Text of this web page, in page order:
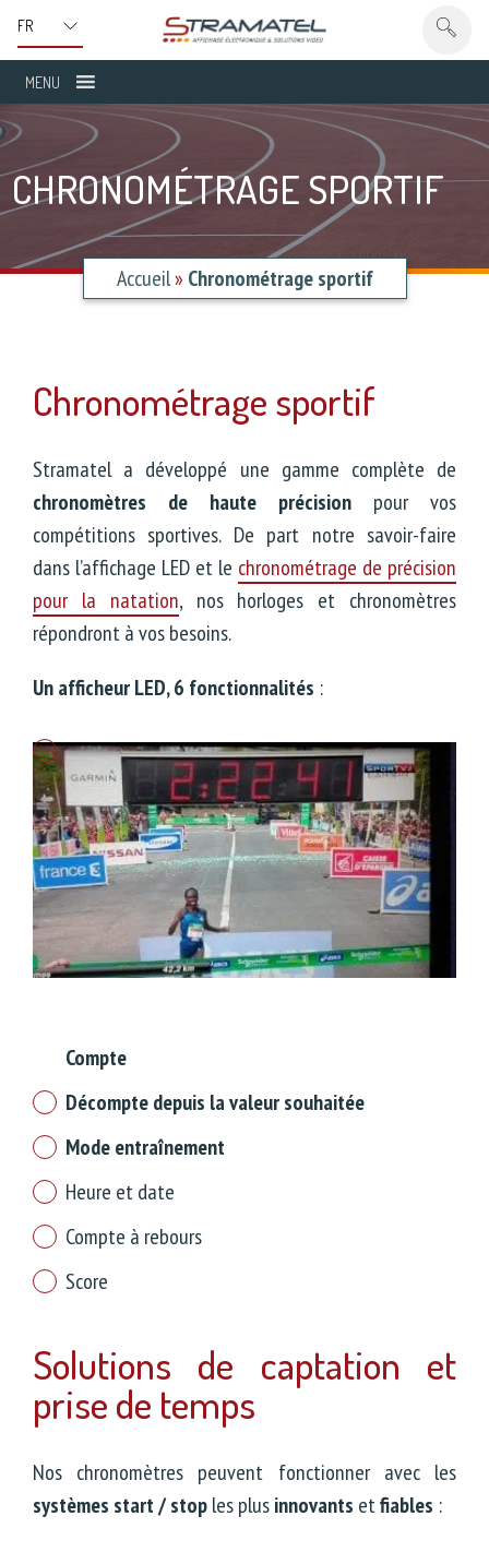
MENU
CHRONOMÉTRAGE SPORTIF
Accueil» Chronométrage sportif
Chronométrage sportif
Stramatel a développé une gamme complète de
chronomètres de haute précision pour vos
compétitions sportives. De part notre savoir-faire
dans l’affichage LED et le chronométrage de précision
pour la natation, nos horloges et chronomètres
répondront à vos besoins.
Un afficheur LED, 6 fonctionnalités :
Compte
Décompte depuis la valeur souhaitée
Mode entraînement
Heure et date
Compte à rebours
Score
Solutions de captation et
prise de temps
Nos chronomètres peuvent fonctionner avec les
systèmes start / stoples plusinnovants etfiables :